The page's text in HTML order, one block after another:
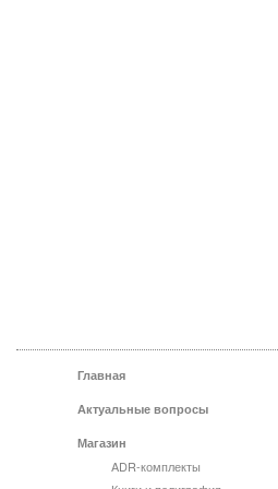
Главная
Актуальные вопросы
Магазин
ADR-комплекты